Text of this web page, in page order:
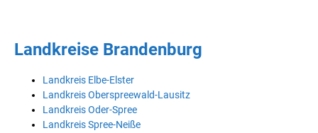
Landkreise Brandenburg
Landkreis Elbe-Elster
Landkreis Oberspreewald-Lausitz
Landkreis Oder-Spree
Landkreis Spree-Neiße